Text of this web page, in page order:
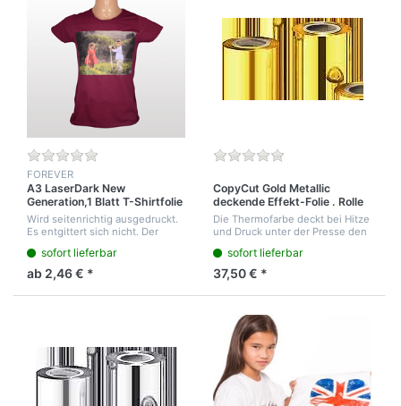
FOREVER
A3 LaserDark New
Generation,1 Blatt T-Shirtfolie
für die Laser Drucker
Wird seitenrichtig ausgedruckt.
Es entgittert sich nicht. Der
vor dem Transferieren aus
geplottet werden oder mit der
Scher...
sofort lieferbar
ab 2,46 € *
CopyCut Gold Metallic
deckende Effekt-Folie . Rolle
30cm-30m. Für metallisch
gold glänzendem Druck auf
Die Thermofarbe deckt bei Hitze
und Druck unter der Presse den
T-Shirt ab. Abgekühlt abziehen.
Ein Druck von goldenem
metallis...
sofort lieferbar
37,50 € *